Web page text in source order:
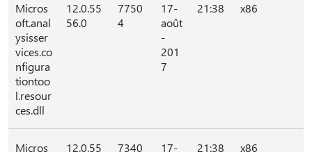
Micros
oft.anal
ysisser
vices.co
nfigura
tiontoo
l.resour
ces.dll
12.0.55
56.0
7750
4
17-
août
-
201
7
21:38 x86
Micros 12.0.55 7340 17- 21:38 x86